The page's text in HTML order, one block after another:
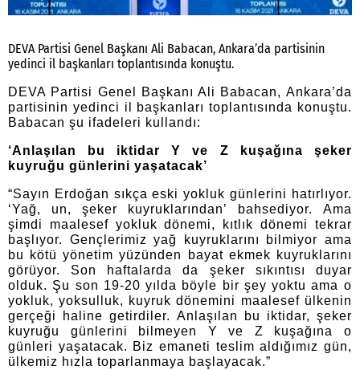
DEVA Partisi Genel Başkanı Ali Babacan, Ankara’da partisinin
yedinci il başkanları toplantısında konuştu.
DEVA Partisi Genel Başkanı Ali Babacan, Ankara’da
partisinin yedinci il başkanları toplantısında konuştu.
Babacan şu ifadeleri kullandı:
‘Anlaşılan bu iktidar Y ve Z kuşağına şeker
kuyruğu günlerini yaşatacak’
“Sayın Erdoğan sıkça eski yokluk günlerini hatırlıyor.
‘Yağ, un, şeker kuyruklarından’ bahsediyor.
Ama
şimdi maalesef yokluk dönemi, kıtlık dönemi tekrar
başlıyor. Gençlerimiz yağ kuyruklarını bilmiyor ama
bu kötü yönetim yüzünden bayat ekmek kuyruklarını
görüyor. Son haftalarda da şeker sıkıntısı duyar
olduk. Şu son 19-20 yılda böyle bir şey yoktu ama o
yokluk, yoksulluk, kuyruk dönemini maalesef ülkenin
gerçeği haline getirdiler. Anlaşılan bu iktidar, şeker
kuyruğu günlerini bilmeyen Y ve Z kuşağına o
günleri yaşatacak. Biz emaneti teslim aldığımız gün,
ülkemiz hızla toparlanmaya başlayacak.”